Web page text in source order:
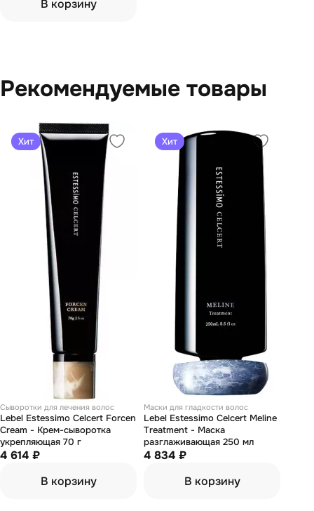
В корзину
Рекомендуемые товары
Хит
Сыворотки для лечения волос
Lebel Estessimo Celcert Forcen
Cream - Крем-сыворотка
укрепляющая 70 г
4 614 ₽
В корзину
Хит
Маски для гладкости волос
Lebel Estessimo Celcert Meline
Treatment - Маска
разглаживающая 250 мл
4 834 ₽
В корзину